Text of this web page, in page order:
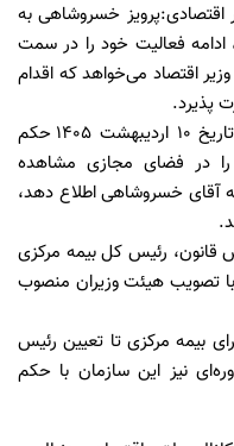
اقتصادی:پرویز خسروشاهی به
ادامه فعالیت خود را در سمت
اقتصاد می‌خواهد که اقدام
پذیرد.
،خسروشاهی در تاریخ ۱۰ اردیبهشت ۱۴۰۵ حکم
را در فضای مجازی مشاهده
آقای خسروشاهی اطلاع دهد،
قانون، رئیس کل بیمه مرکزی
با تصویب هیئت وزیران منصوب
بیمه مرکزی تا تعیین رئیس
نیز این سازمان با حکم